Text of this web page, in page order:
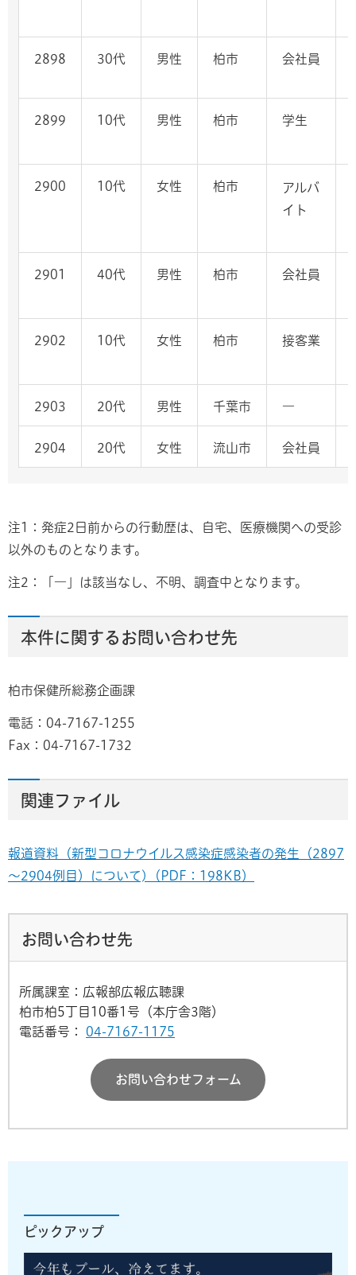
2898 30代 男性 柏市 会社員
2899 10代 男性 柏市 学生
2900 10代 女性 柏市
アルバ
イト
2901 40代 男性 柏市 会社員
2902 10代 女性 柏市 接客業
2903 20代 男性 千葉市 ―
2904 20代 女性 流山市 会社員
注1：発症2日前からの行動歴は、自宅、医療機関への受診
以外のものとなります。
注2：「―」は該当なし、不明、調査中となります。
本件に関するお問い合わせ先
柏市保健所総務企画課
電話：04-7167-1255
Fax：04-7167-1732
関連ファイル
報道資料（新型コロナウイルス感染症感染者の発生（2897
～2904例目）について)（PDF：198KB）
お問い合わせ先
所属課室：広報部広報広聴課
柏市柏5丁目10番1号（本庁舎3階）
電話番号：
04-7167-1175
お問い合わせフォーム
ピックアップ